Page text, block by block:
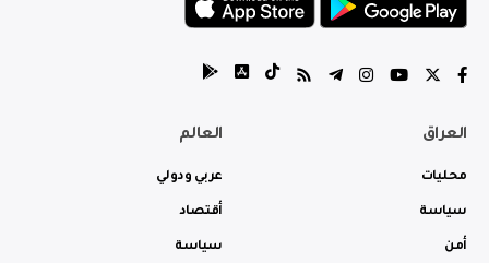
العراق
محليات
سياسة
أمن
العالم
عربي ودولي
أقتصاد
سياسة